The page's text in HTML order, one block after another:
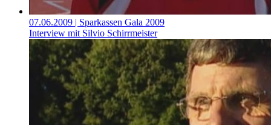
07.06.2009 | Sparkassen Gala 2009
Interview mit Silvio Schirrmeister